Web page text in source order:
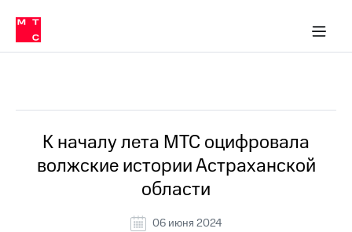
Медиа-центр
и акционерам
Устойчивое развитие
Комплаенс и деловая этика
компании
Карьера
История
компании
информация
в МТС
Пресс-
релизы
о технологиях
К началу лета МТС оцифровала
волжские истории Астраханской
области
06 июня 2024